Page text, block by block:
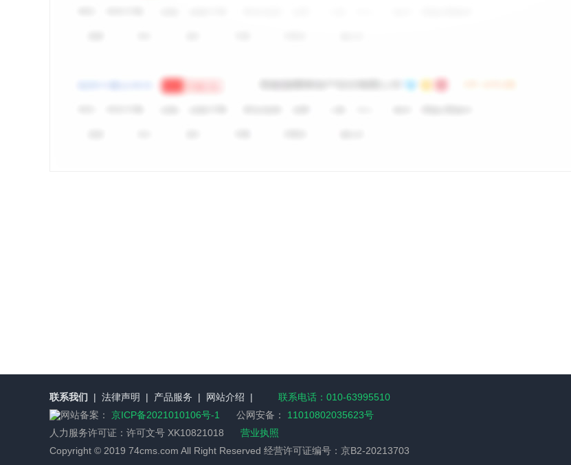
联系我们 | 法律声明 | 产品服务 | 网站介绍 |
联系电话：010-63995510
网站备案： 京ICP备2021010106号-1 公网安备：
11010802035623号
人力服务许可证： 许可文号 XK10821018
营业执照
Copyright © 2019 74cms.com All Right Reserved 经营许可证编号：京B2-20213703